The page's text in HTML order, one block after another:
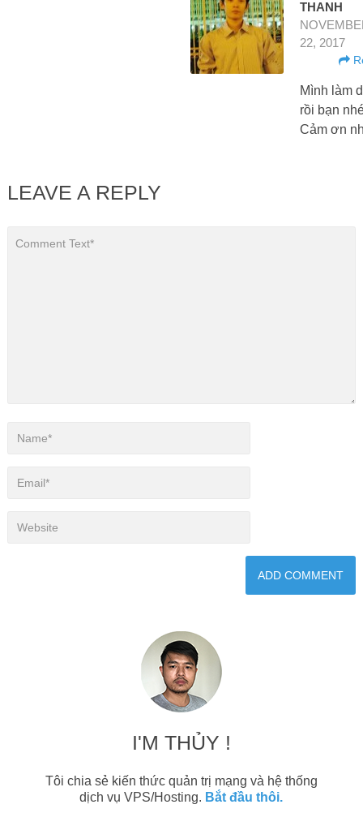
THANH
22, 2017
Mình làm
rồi bạn
Cảm ơn
LEAVE A REPLY
I'M THỦY !
Tôi chia sẻ kiến thức quản trị mạng và hệ thống
dịch vụ VPS/Hosting. Bắt đầu thôi.